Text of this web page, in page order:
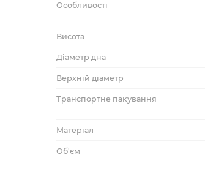
Особливості
Висота
Діаметр дна
Верхній діаметр
Транспортне пакування
Матеріал
Об'єм